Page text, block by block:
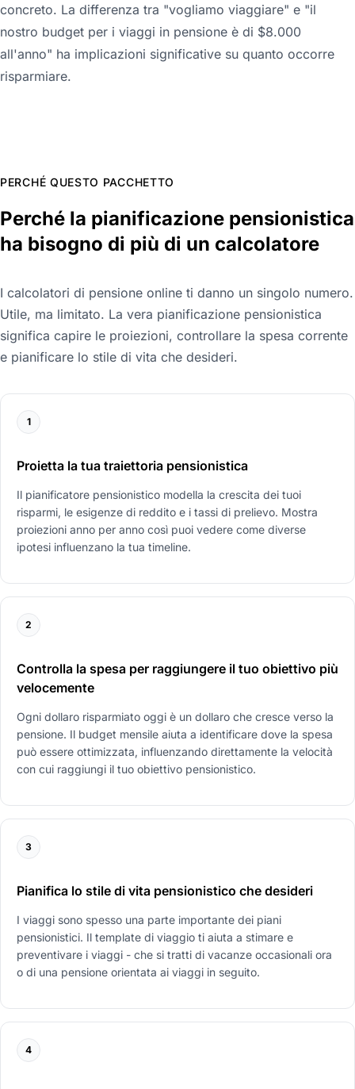
concreto. La differenza tra "vogliamo viaggiare" e "il
nostro budget per i viaggi in pensione è di $8.000
all'anno" ha implicazioni significative su quanto occorre
risparmiare.
PERCHÉ QUESTO PACCHETTO
Perché la pianificazione pensionistica
ha bisogno di più di un calcolatore
I calcolatori di pensione online ti danno un singolo numero.
Utile, ma limitato. La vera pianificazione pensionistica
significa capire le proiezioni, controllare la spesa corrente
e pianificare lo stile di vita che desideri.
1
Proietta la tua traiettoria pensionistica
Il pianificatore pensionistico modella la crescita dei tuoi
risparmi, le esigenze di reddito e i tassi di prelievo. Mostra
proiezioni anno per anno così puoi vedere come diverse
ipotesi influenzano la tua timeline.
2
Controlla la spesa per raggiungere il tuo obiettivo più
velocemente
Ogni dollaro risparmiato oggi è un dollaro che cresce verso la
pensione. Il budget mensile aiuta a identificare dove la spesa
può essere ottimizzata, influenzando direttamente la velocità
con cui raggiungi il tuo obiettivo pensionistico.
3
Pianifica lo stile di vita pensionistico che desideri
I viaggi sono spesso una parte importante dei piani
pensionistici. Il template di viaggio ti aiuta a stimare e
preventivare i viaggi - che si tratti di vacanze occasionali ora
o di una pensione orientata ai viaggi in seguito.
4